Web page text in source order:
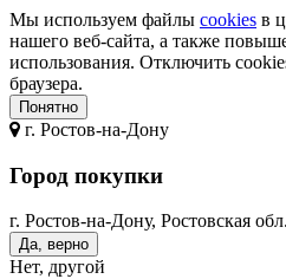
Мы используем файлы cookies в
нашего веб-сайта, а также
использования. Отключить
браузера.
Понятно
г. Ростов-на-Дону
Город покупки
г. Ростов-на-Дону, Ростовская обл.
Да, верно
Нет, другой